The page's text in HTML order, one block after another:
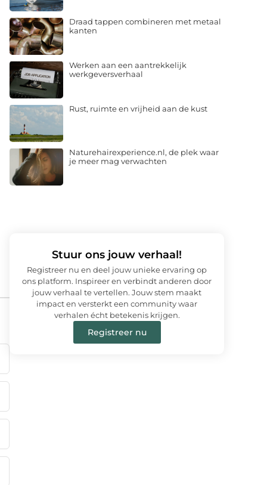
Draad tappen combineren met metaal
kanten
Werken aan een aantrekkelijk
werkgeversverhaal
Rust, ruimte en vrijheid aan de kust
Naturehairexperience.nl, de plek waar
je meer mag verwachten
Stuur ons jouw verhaal!
Registreer nu en deel jouw unieke ervaring op
ons platform. Inspireer en verbindt anderen door
jouw verhaal te vertellen. Jouw stem maakt
impact en versterkt een community waar
verhalen écht betekenis krijgen.
Registreer nu